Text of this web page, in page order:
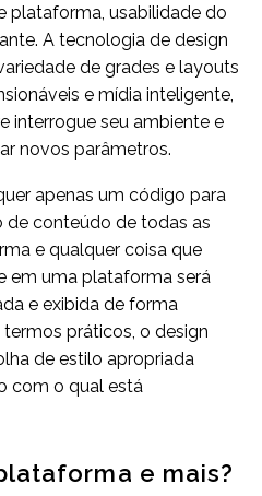
plataforma, usabilidade do
A tecnologia de design
de grades e layouts
e mídia inteligente,
interrogue seu ambiente e
novos parâmetros.
apenas um código para
conteúdo de todas as
e qualquer coisa que
em uma plataforma será
e exibida de forma
práticos, o design
de estilo apropriada
com o qual está
e mais?